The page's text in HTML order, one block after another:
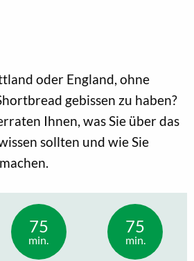
oder England, ohne
gebissen zu haben?
Ihnen, was Sie über das
sollten und wie Sie
75
min.
75
min.